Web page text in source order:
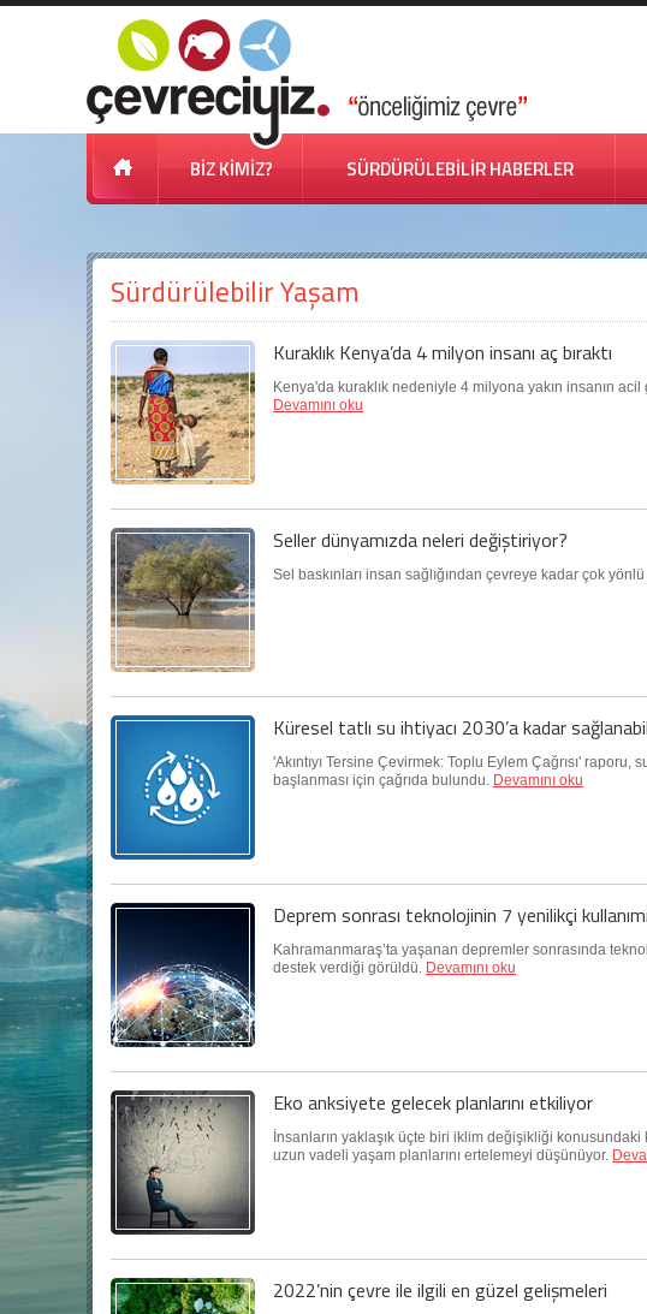
BİZ KİMİZ? SÜRDÜRÜLEBİLİR HABERLER
Sürdürülebilir Yaşam
Kuraklık Kenya’da 4 milyon insanı aç bıraktı
Kenya'da kuraklık nedeniyle 4 milyona yakın insanın
Devamını oku
Seller dünyamızda neleri değiştiriyor?
Sel baskınları insan sağlığından çevreye kadar çok
Küresel tatlı su ihtiyacı 2030’a kadar
'Akıntıyı Tersine Çevirmek: Toplu Eylem Çağrısı'
başlanması için çağrıda bulundu. Devamını oku
Deprem sonrası teknolojinin 7 yenilikçi kullanımı
Kahramanmaraş’ta yaşanan depremler sonrasında
destek verdiği görüldü. Devamını oku
Eko anksiyete gelecek planlarını etkiliyor
İnsanların yaklaşık üçte biri iklim değişikliği
uzun vadeli yaşam planlarını ertelemeyi düşünüyor.
2022’nin çevre ile ilgili en güzel gelişmeleri